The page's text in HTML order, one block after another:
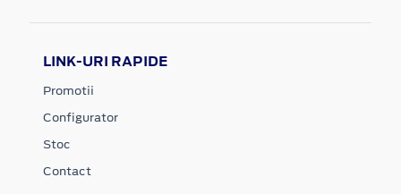
LINK-URI RAPIDE
Promotii
Configurator
Stoc
Contact